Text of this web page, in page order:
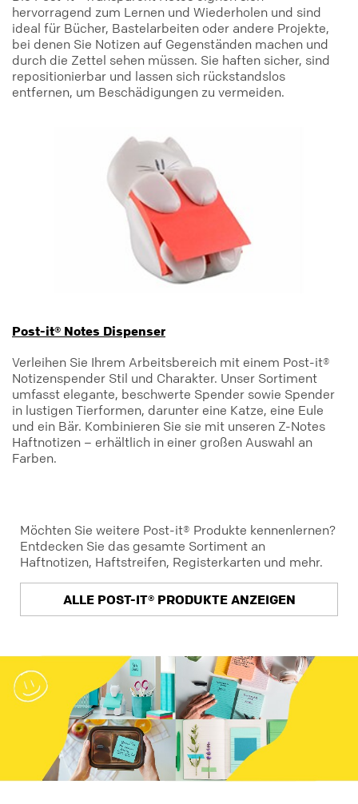
hervorragend zum Lernen und Wiederholen und sind
ideal für Bücher, Bastelarbeiten oder andere Projekte,
bei denen Sie Notizen auf Gegenständen machen und
durch die Zettel sehen müssen. Sie haften sicher, sind
repositionierbar und lassen sich rückstandslos
entfernen, um Beschädigungen zu vermeiden.
Post-it® Notes Dispenser
Verleihen Sie Ihrem Arbeitsbereich mit einem Post-it®
Notizenspender Stil und Charakter. Unser Sortiment
umfasst elegante, beschwerte Spender sowie Spender
in lustigen Tierformen, darunter eine Katze, eine Eule
und ein Bär. Kombinieren Sie sie mit unseren Z-Notes
Haftnotizen – erhältlich in einer großen Auswahl an
Farben.
Möchten Sie weitere Post-it® Produkte kennenlernen?
Entdecken Sie das gesamte Sortiment an
Haftnotizen, Haftstreifen, Registerkarten und mehr.
ALLE POST-IT® PRODUKTE ANZEIGEN